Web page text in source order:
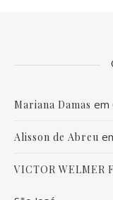
Mariana Damas em
Alisson de Abreu
VICTOR WELMER